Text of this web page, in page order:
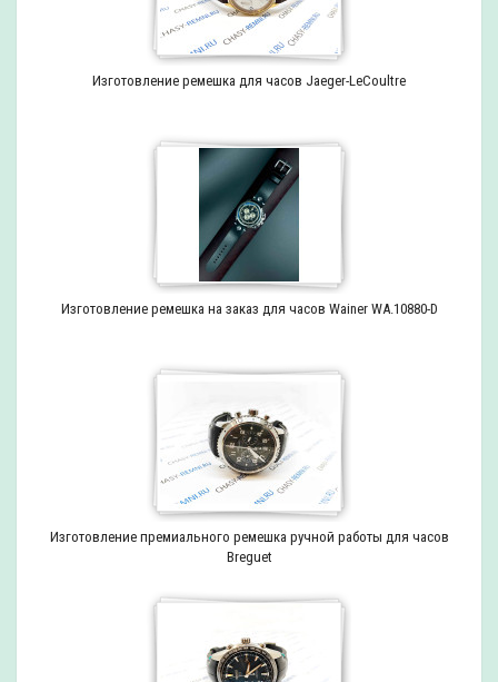
Изготовление ремешка для часов Jaeger-LeCoultre
Изготовление ремешка на заказ для часов Wainer WA.10880-D
Изготовление премиального ремешка ручной работы для часов
Breguet